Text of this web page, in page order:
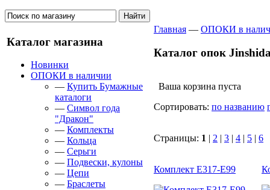
Каталог магазина
Новинки
ОПОКИ в наличии
— Купить Бумажные
каталоги
— Символ года
"Дракон"
— Комплекты
— Кольца
— Серьги
— Подвески, кулоны
— Цепи
— Браслеты
Главная — ОПОКИ в
Каталог опок
Ваша корзина пуста
Сортировать: по названию
Страницы: 1 | 2 | 3 | 4 | 5 | 6
Комплект Е317-Е99